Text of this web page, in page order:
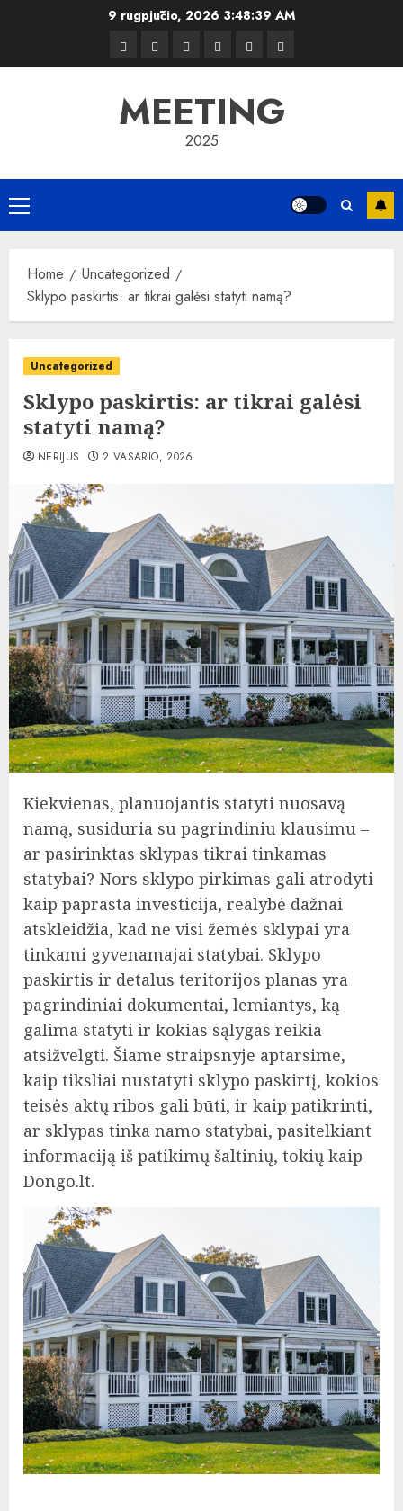
9 rugpjūčio, 2026 3:48:40 AM
KelionėsKiemasKelionėsTransportas
GrožisVerslas
MEETING
2025
Primary
Menu
Home
Uncategorized
Sklypo paskirtis: ar tikrai galėsi statyti namą?
Uncategorized
Sklypo paskirtis: ar tikrai galėsi
statyti namą?
NERIJUS 2 VASARIO, 2026
Kiekvienas, planuojantis statyti nuosavą
namą, susiduria su pagrindiniu klausimu –
ar pasirinktas sklypas tikrai tinkamas
statybai? Nors sklypo pirkimas gali atrodyti
kaip paprasta investicija, realybė dažnai
atskleidžia, kad ne visi žemės sklypai yra
tinkami gyvenamajai statybai. Sklypo
paskirtis ir detalus teritorijos planas yra
pagrindiniai dokumentai, lemiantys, ką
galima statyti ir kokias sąlygas reikia
atsižvelgti. Šiame straipsnyje aptarsime,
kaip tiksliai nustatyti sklypo paskirtį, kokios
teisės aktų ribos gali būti, ir kaip patikrinti,
ar sklypas tinka namo statybai, pasitelkiant
informaciją iš patikimų šaltinių, tokių kaip
Dongo.lt.